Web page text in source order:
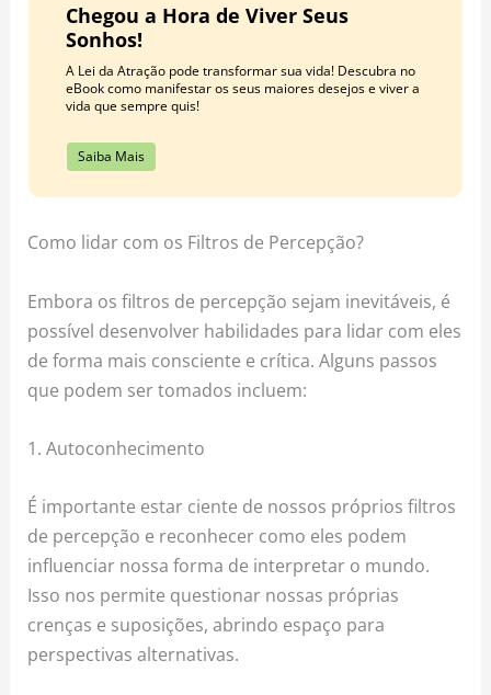
Chegou a Hora de Viver Seus
Sonhos!
A Lei da Atração pode transformar sua vida! Descubra no
eBook como manifestar os seus maiores desejos e viver a
vida que sempre quis!
Saiba Mais
Como lidar com os Filtros de Percepção?
Embora os filtros de percepção sejam inevitáveis, é
possível desenvolver habilidades para lidar com eles
de forma mais consciente e crítica. Alguns passos
que podem ser tomados incluem:
1. Autoconhecimento
É importante estar ciente de nossos próprios filtros
de percepção e reconhecer como eles podem
influenciar nossa forma de interpretar o mundo.
Isso nos permite questionar nossas próprias
crenças e suposições, abrindo espaço para
perspectivas alternativas.